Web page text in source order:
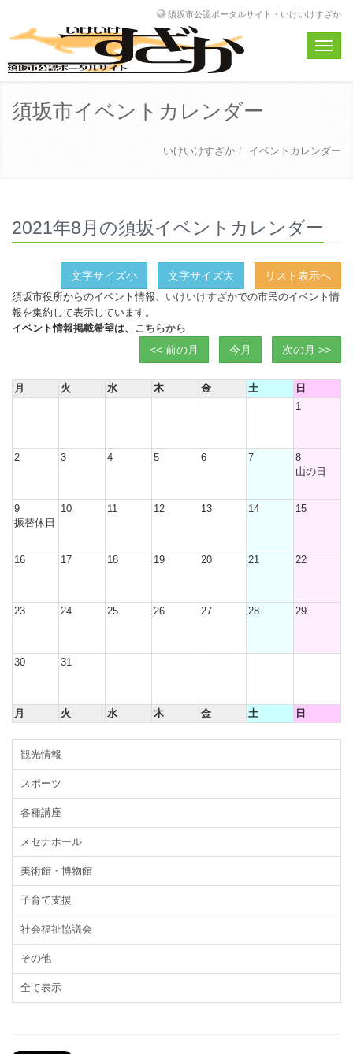
須坂市公認ポータルサイト・いけいけすざか
Toggle
須坂市イベントカレンダー
いけいけすざか イベントカレンダー
2021年8月の須坂イベントカレンダー
文字サイズ小 文字サイズ大 リスト表示へ
須坂市役所からのイベント情報、 いけいけすざかでの市民のイベント情
報を集約して表示しています。
イベント情報掲載希望は、 こちらから
<< 前の月 今月 次の月 >>
月 火 水 木 金 土
日
1
2 3 4 5 6 7
8
山の日
9
振替休日
10 11 12 13 14 15
16 17 18 19 20 21 22
23 24 25 26 27 28 29
30 31
月 火 水 木 金 土 日
観光情報
スポーツ
各種講座
メセナホール
美術館・博物館
子育て支援
社会福祉協議会
その他
全て表示